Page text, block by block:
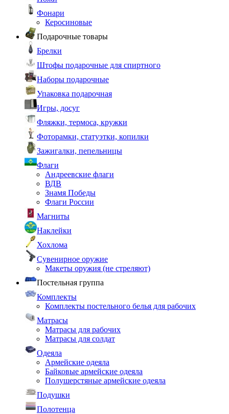
Фонари
Керосиновые
Подарочные товары
Брелки
Штофы подарочные для спиртного
Наборы подарочные
Упаковка подарочная
Игры, досуг
Фляжки, термоса, кружки
Фоторамки, статуэтки, копилки
Зажигалки, пепельницы
Флаги
Андреевские флаги
ВДВ
Знамя Победы
Флаги России
Магниты
Наклейки
Хохлома
Сувенирное оружие
Макеты оружия (не стреляют)
Постельная группа
Комплекты
Комплекты постельного белья для рабочих
Матрасы
Матрасы для рабочих
Матрасы для солдат
Одеяла
Армейские одеяла
Байковые армейские одеяла
Полушерстяные армейские одеяла
Подушки
Полотенца